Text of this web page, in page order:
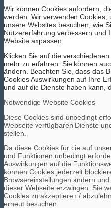
Wir können Cookies anfordern,
werden. Wir verwenden Cookies,
unsere Websites besuchen, wie
Nutzererfahrung verbessern und
Website anpassen.
Klicken Sie auf die
mehr zu erfahren. Sie können
ändern. Beachten Sie, dass das
Cookies Auswirkungen auf Ihre
und auf die Dienste haben kann,
Notwendige Website Cookies
Diese Cookies sind unbedingt
Webseite verfügbaren Dienste
stellen.
Da diese Cookies für die auf
und Funktionen unbedingt
Auswirkungen auf die
können Cookies jederzeit
Browsereinstellungen ändern
dieser Webseite erzwingen. Sie
Cookies zu akzeptieren /
erneut besuchen.